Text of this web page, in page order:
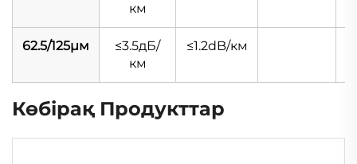
км
62.5/125μм
≤3.5дБ/
км
≤1.2dB/км
Көбірақ Продукттар